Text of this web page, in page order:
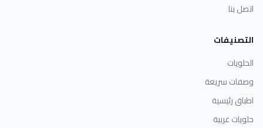
اتصل بنا
التصنيفات
الحلويات
وصفات سريعة
اطباق رئيسية
حلويات غربية